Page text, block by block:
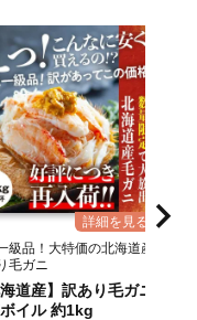
級品！大特価の北海道産
毛ガニ
海道産】訳あり毛ガニ
イル 約1kg